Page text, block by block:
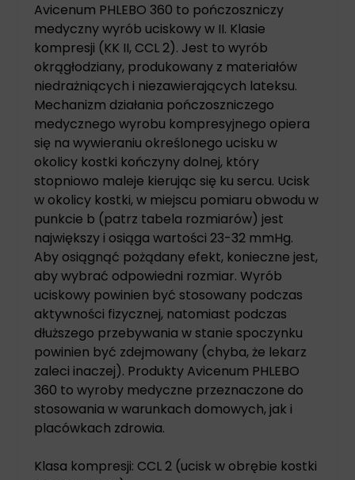
Avicenum PHLEBO 360 to pończoszniczy
medyczny wyrób uciskowy w II. Klasie
kompresji (KK II, CCL 2). Jest to wyrób
okrągłodziany, produkowany z materiałów
niedrażniących i niezawierających lateksu.
Mechanizm działania pończoszniczego
medycznego wyrobu kompresyjnego opiera
się na wywieraniu określonego ucisku w
okolicy kostki kończyny dolnej, który
stopniowo maleje kierując się ku sercu. Ucisk
w okolicy kostki, w miejscu pomiaru obwodu w
punkcie b (patrz tabela rozmiarów) jest
największy i osiąga wartości 23-32 mmHg.
Aby osiągnąć pożądany efekt, konieczne jest,
aby wybrać odpowiedni rozmiar. Wyrób
uciskowy powinien być stosowany podczas
aktywności fizycznej, natomiast podczas
dłuższego przebywania w stanie spoczynku
powinien być zdejmowany (chyba, że lekarz
zaleci inaczej). Produkty Avicenum PHLEBO
360 to wyroby medyczne przeznaczone do
stosowania w warunkach domowych, jak i
placówkach zdrowia.
Klasa kompresji: CCL 2 (ucisk w obrębie kostki